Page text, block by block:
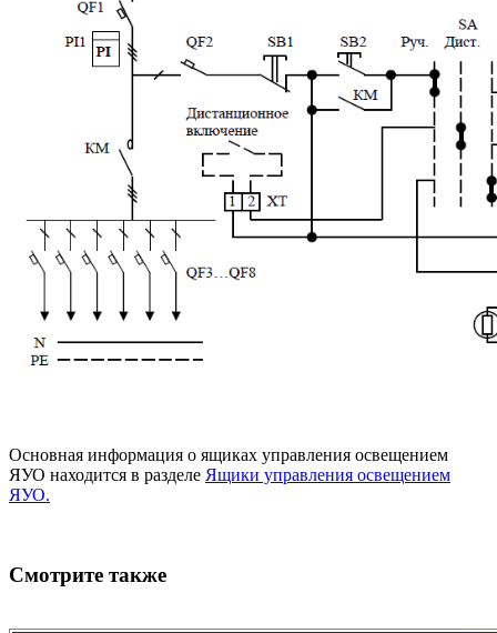
Основная информация о ящиках управления освещением
ЯУО находится в разделе Ящики управления освещением
ЯУО.
Смотрите также